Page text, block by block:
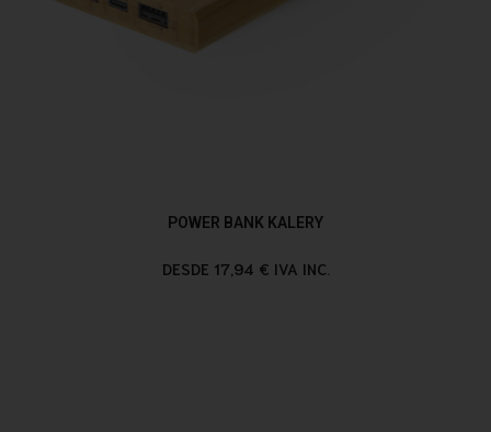
POWER BANK KALERY
DESDE 17,94 € IVA INC.